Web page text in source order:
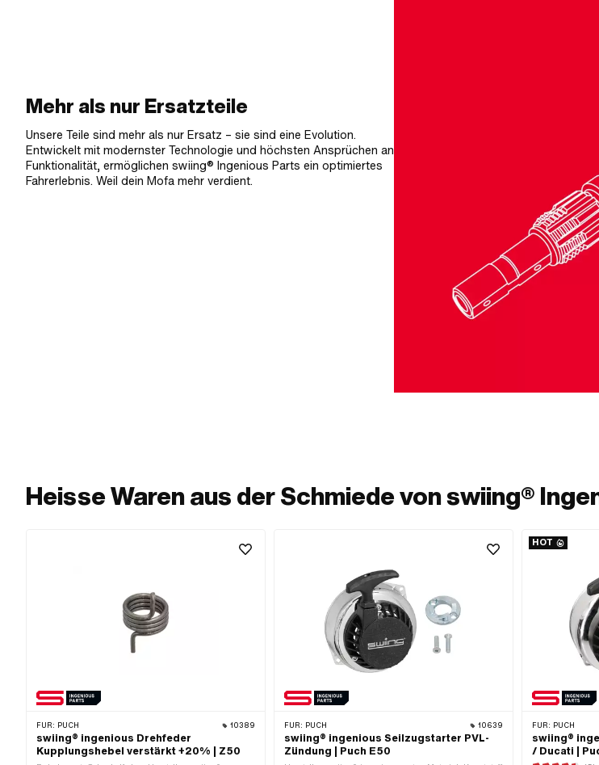
Mehr als nur Ersatzteile
Unsere Teile sind mehr als nur Ersatz – sie sind eine Evolution.
Entwickelt mit modernster Technologie und höchsten Ansprüchen an
Funktionalität, ermöglichen swiing® Ingenious Parts ein optimiertes
Fahrerlebnis. Weil dein Mofa mehr verdient.
Heisse Waren aus der Schmiede von swiing®
FÜR: PUCH 10389
swiing® ingenious Drehfeder
Kupplungshebel verstärkt +20% | Z50
FÜR: PUCH 10639
swiing® ingenious Seilzugstarter PVL-
Zündung | Puch E50
HOT
FÜR: PUCH
swiing®
/ Ducati |